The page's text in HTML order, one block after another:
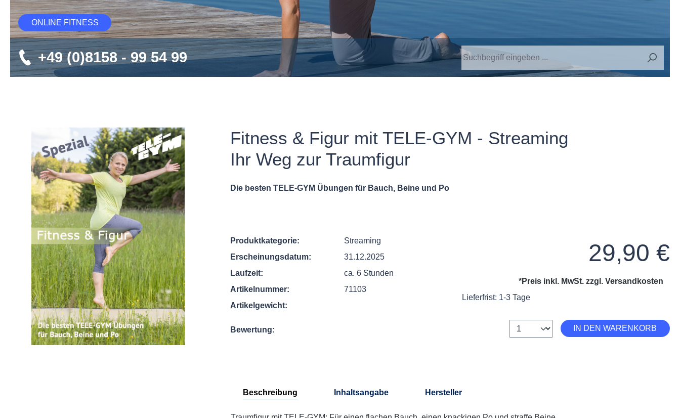
ONLINE FITNESS
+49 (0)8158 - 99 54 99
Bildergalerie überspringen
Fitness & Figur mit TELE-GYM - Streaming
Ihr Weg zur Traumfigur
Die besten TELE-GYM Übungen für Bauch, Beine und Po
Produktkategorie:
Streaming
Erscheinungsdatum:
31.12.2025
Laufzeit:
ca. 6 Stunden
Artikelnummer:
71103
Artikelgewicht:
Bewertung:
29,90 €
*Preis inkl. MwSt. zzgl. Versandkosten
Lieferfrist: 1-3 Tage
Anzahl IN DEN WARENKORB
Beschreibung Inhaltsangabe Hersteller